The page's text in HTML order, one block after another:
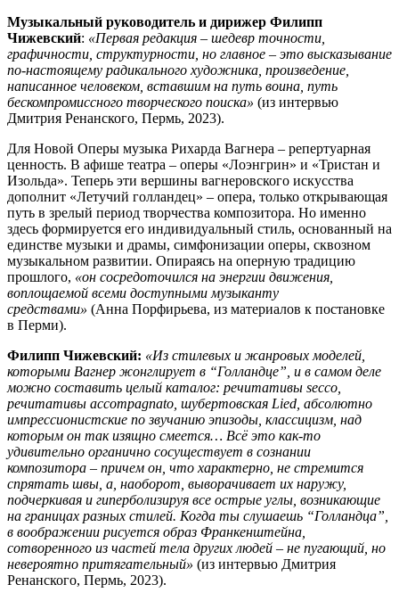
Музыкальный руководитель и дирижер Филипп
Чижевский: «Первая редакция – шедевр точности,
графичности, структурности, но главное – это высказывание
по-настоящему радикального художника, произведение,
написанное человеком, вставшим на путь воина, путь
бескомпромиссного творческого поиска» (из интервью
Дмитрия Ренанского, Пермь, 2023).
Для Новой Оперы музыка Рихарда Вагнера – репертуарная
ценность. В афише театра – оперы «Лоэнгрин» и «Тристан и
Изольда». Теперь эти вершины вагнеровского искусства
дополнит «Летучий голландец» – опера, только открывающая
путь в зрелый период творчества композитора. Но именно
здесь формируется его индивидуальный стиль, основанный на
единстве музыки и драмы, симфонизации оперы, сквозном
музыкальном развитии. Опираясь на оперную традицию
прошлого, «он сосредоточился на энергии движения,
воплощаемой всеми доступными музыканту
средствами» (Анна Порфирьева, из материалов к постановке
в Перми).
Филипп Чижевский: «Из стилевых и жанровых моделей,
которыми Вагнер жонглирует в “Голландце”, и в самом деле
можно составить целый каталог: речитативы secco,
речитативы accompagnato, шубертовская Lied, абсолютно
импрессионистские по звучанию эпизоды, классицизм, над
которым он так изящно смеется… Всё это как-то
удивительно органично сосуществует в сознании
композитора – причем он, что характерно, не стремится
спрятать швы, а, наоборот, выворачивает их наружу,
подчеркивая и гиперболизируя все острые углы, возникающие
на границах разных стилей. Когда ты слушаешь “Голландца”,
в воображении рисуется образ Франкенштейна,
сотворенного из частей тела других людей – не пугающий, но
невероятно притягательный» (из интервью Дмитрия
Ренанского, Пермь, 2023).